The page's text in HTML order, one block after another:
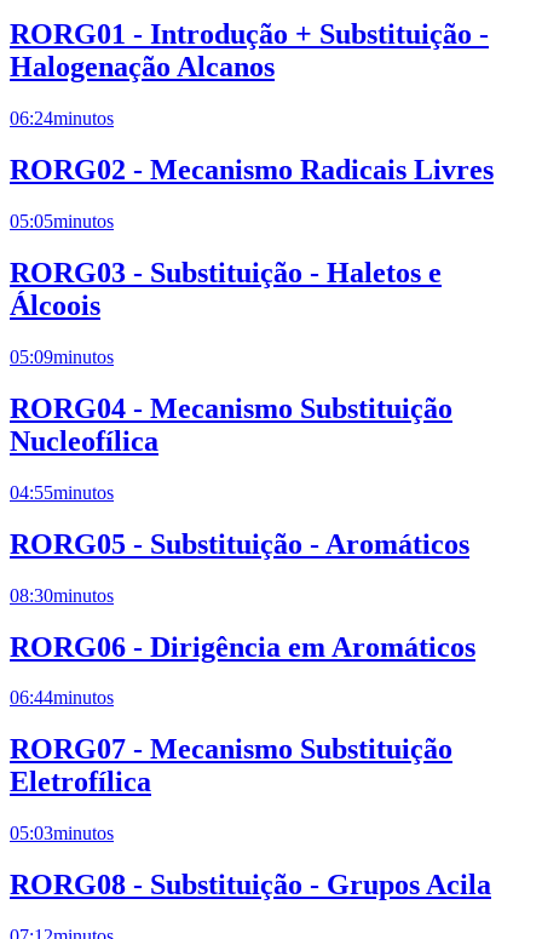
RORG01 - Introdução + Substituição -
Halogenação Alcanos
06:24minutos
RORG02 - Mecanismo Radicais Livres
05:05minutos
RORG03 - Substituição - Haletos e
Álcoois
05:09minutos
RORG04 - Mecanismo Substituição
Nucleofílica
04:55minutos
RORG05 - Substituição - Aromáticos
08:30minutos
RORG06 - Dirigência em Aromáticos
06:44minutos
RORG07 - Mecanismo Substituição
Eletrofílica
05:03minutos
RORG08 - Substituição - Grupos Acila